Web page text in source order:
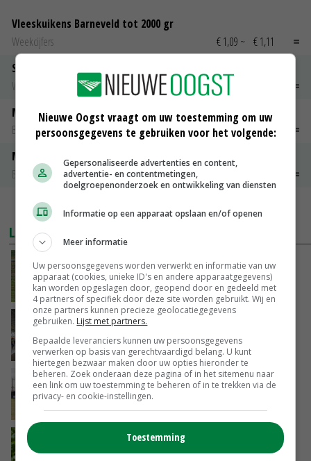
Vleeskuikens Barneveld tot 2000 gr
Weekcijfers
€ 1,09 ~ € 1,11
Slachtkippen Barneveld Moederdieren (> 3,5 kg)
Weekcijfers
Maat 48
Barneveld kooieieren
€ 7,15 € 0,00
Maat 54
Barneveld kooieieren
LAATSTE NIEUWS
Fritesnotering stijgt door tot maximaal 30
euro
VANDAAG, 16:39
Brandschone pluimveestallen in Herpen
trekken honderden bezoekers
VANDAAG, 15:50
Vakbeurs Libramont: van trekpaard tot
laserwieder
VANDAAG, 15:22
NAK verlaagt iets minder pootgoed dan vorig
jaar
Nieuwe Oogst vraagt om uw toestemming om uw
persoonsgegevens te gebruiken voor het volgende:
Gepersonaliseerde advertenties en content,
advertentie- en contentmetingen,
doelgroepenonderzoek en ontwikkeling van diensten
Informatie op een apparaat opslaan en/of openen
Meer informatie
Uw persoonsgegevens worden verwerkt en informatie van uw
apparaat (cookies, unieke ID's en andere apparaatgegevens)
kan worden opgeslagen door, geopend door en gedeeld met
4 partners of specifiek door deze site worden gebruikt. Wij en
onze partners kunnen precieze geolocatiegegevens
gebruiken. Lijst met partners.
Bepaalde leveranciers kunnen uw persoonsgegevens
verwerken op basis van gerechtvaardigd belang. U kunt
hiertegen bezwaar maken door uw opties hieronder te
beheren. Zoek onderaan deze pagina of in het sitemenu naar
een link om uw toestemming te beheren of in te trekken via de
privacy- en cookie-instellingen.
Toestemming